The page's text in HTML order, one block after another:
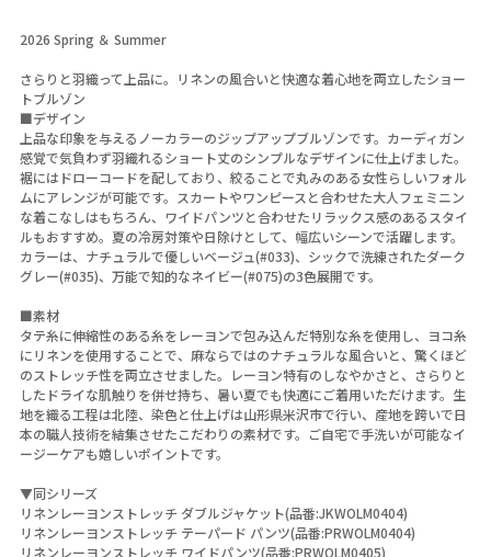
2026 Spring ＆ Summer
さらりと羽織って上品に。リネンの風合いと快適な着心地を両立したショー
トブルゾン
■デザイン
上品な印象を与えるノーカラーのジップアップブルゾンです。カーディガン
感覚で気負わず羽織れるショート丈のシンプルなデザインに仕上げました。
裾にはドローコードを配しており、絞ることで丸みのある女性らしいフォル
ムにアレンジが可能です。スカートやワンピースと合わせた大人フェミニン
な着こなしはもちろん、ワイドパンツと合わせたリラックス感のあるスタイ
ルもおすすめ。夏の冷房対策や日除けとして、幅広いシーンで活躍します。
カラーは、ナチュラルで優しいベージュ(#033)、シックで洗練されたダーク
グレー(#035)、万能で知的なネイビー(#075)の3色展開です。
■素材
タテ糸に伸縮性のある糸をレーヨンで包み込んだ特別な糸を使用し、ヨコ糸
にリネンを使用することで、麻ならではのナチュラルな風合いと、驚くほど
のストレッチ性を両立させました。レーヨン特有のしなやかさと、さらりと
したドライな肌触りを併せ持ち、暑い夏でも快適にご着用いただけます。生
地を織る工程は北陸、染色と仕上げは山形県米沢市で行い、産地を跨いで日
本の職人技術を結集させたこだわりの素材です。ご自宅で手洗いが可能なイ
ージーケアも嬉しいポイントです。
▼同シリーズ
リネンレーヨンストレッチ ダブルジャケット(品番:JKWOLM0404)
リネンレーヨンストレッチ テーパード パンツ(品番:PRWOLM0404)
リネンレーヨンストレッチ ワイドパンツ(品番:PRWOLM0405)